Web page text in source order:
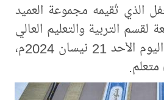
الذي تُقيمه مجموعة العميد
لقسم التربية والتعليم العالي
في العتبة المقدسة، اليوم الأحد 21 نيسان 2024م،